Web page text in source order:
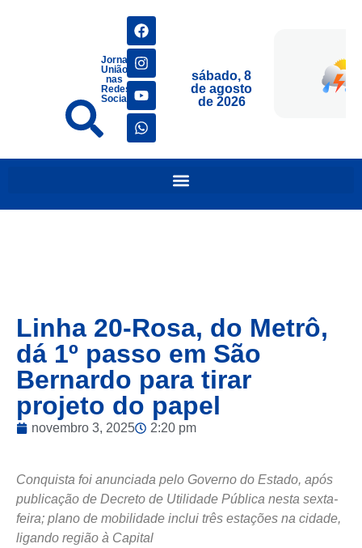
Jornais
União
nas
Redes
Sociais
sábado, 8
de agosto
de 2026
Linha 20-Rosa, do Metrô,
dá 1º passo em São
Bernardo para tirar
projeto do papel
novembro 3, 2025 2:20 pm
Conquista foi anunciada pelo Governo do Estado, após
publicação de Decreto de Utilidade Pública nesta sexta-
feira; plano de mobilidade inclui três estações na cidade,
ligando região à Capital